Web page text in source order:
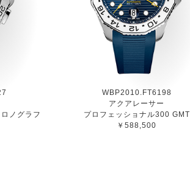
ノグラフ
WBP2010.FT6198
アクアレーサー
プロフェッショナル300 GMT
￥588,500